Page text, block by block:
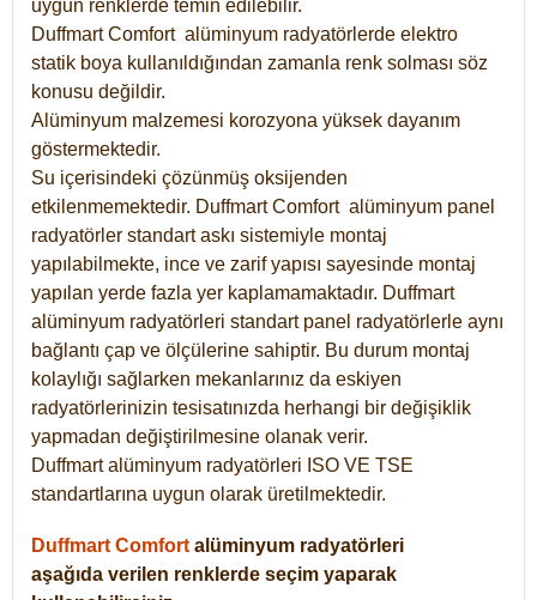
uygun renklerde temin edilebilir.
DuffmartComfort alüminyum radyatörlerde elektro
statik boya kullanıldığından zamanla renk solması söz
konusu değildir.
Alüminyum malzemesi korozyona yüksek dayanım
göstermektedir.
Su içerisindeki çözünmüş oksijenden
etkilenmemektedir. DuffmartComfort alüminyum panel
radyatörler standart askı sistemiyle montaj
yapılabilmekte, ince ve zarif yapısı sayesinde montaj
yapılan yerde fazla yer kaplamamaktadır. Duffmart
alüminyum radyatörleri standart panel radyatörlerle aynı
bağlantı çap ve ölçülerine sahiptir. Bu durum montaj
kolaylığı sağlarken mekanlarınız da eskiyen
radyatörlerinizin tesisatınızda herhangi bir değişiklik
yapmadan değiştirilmesine olanak verir.
Duffmart alüminyum radyatörleri ISO VE TSE
standartlarına uygun olarak üretilmektedir.
Duffmart Comfort alüminyum radyatörleri
aşağıda verilen renklerde seçim yaparak